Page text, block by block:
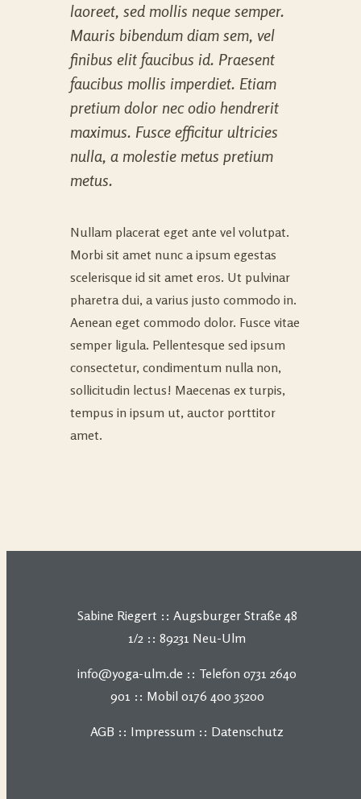
laoreet, sed mollis neque semper.
Mauris bibendum diam sem, vel
finibus elit faucibus id. Praesent
faucibus mollis imperdiet. Etiam
pretium dolor nec odio hendrerit
maximus. Fusce efficitur ultricies
nulla, a molestie metus pretium
metus.
Nullam placerat eget ante vel volutpat.
Morbi sit amet nunc a ipsum egestas
scelerisque id sit amet eros. Ut pulvinar
pharetra dui, a varius justo commodo in.
Aenean eget commodo dolor. Fusce vitae
semper ligula. Pellentesque sed ipsum
consectetur, condimentum nulla non,
sollicitudin lectus! Maecenas ex turpis,
tempus in ipsum ut, auctor porttitor
amet.
Sabine Riegert :: Augsburger Straße 48
1/2 :: 89231 Neu-Ulm
info@yoga-ulm.de :: Telefon 0731 2640
901 :: Mobil 0176 400 35200
AGB :: Impressum :: Datenschutz